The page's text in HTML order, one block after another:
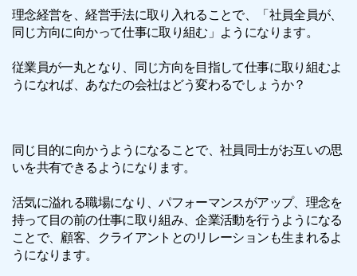
理念経営を、経営手法に取り入れることで、「社員全員が、
同じ方向に向かって仕事に取り組む」ようになります。
従業員が一丸となり、同じ方向を目指して仕事に取り組むよ
うになれば、あなたの会社はどう変わるでしょうか？
同じ目的に向かうようになることで、社員同士がお互いの思
いを共有できるようになります。
活気に溢れる職場になり、パフォーマンスがアップ、理念を
持って目の前の仕事に取り組み、企業活動を行うようになる
ことで、顧客、クライアントとのリレーションも生まれるよ
うになります。